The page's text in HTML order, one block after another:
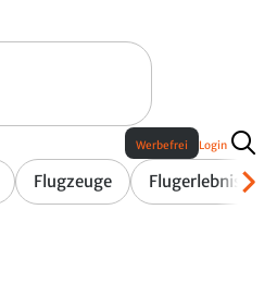
Flugzeuge Flugerlebnis
Werbefrei Login